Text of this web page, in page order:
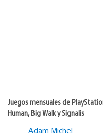
Juegos mensuales de
Human, Big Walk y Signalis
Adam Michel